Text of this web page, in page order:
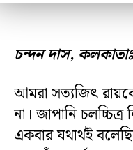
চন্দন দাস, কলকাতাঃ
আমরা সত্যজিৎ
না। জাপানি
একবার যথার্থই